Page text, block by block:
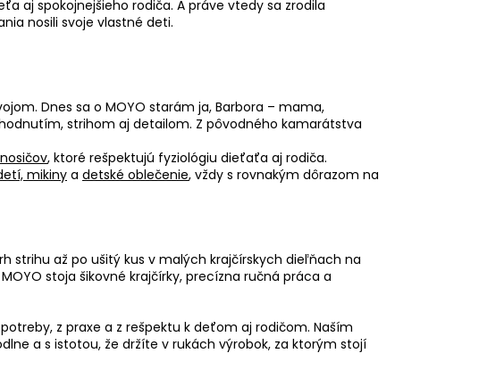
aj spokojnejšieho rodiča. A práve vtedy sa zrodila
nosili svoje vlastné deti.
Dnes sa o MOYO starám ja, Barbora – mama,
strihom aj detailom. Z pôvodného kamarátstva
, ktoré rešpektujú fyziológiu dieťaťa aj rodiča.
mikinya detské oblečenie, vždy s rovnakým dôrazom na
strihu až po ušitý kus v malých krajčírskych dieľňach na
MOYO stoja šikovné krajčírky, precízna ručná práca a
z praxe a z rešpektu k deťom aj rodičom. Naším
a s istotou, že držíte v rukách výrobok, za ktorým stojí